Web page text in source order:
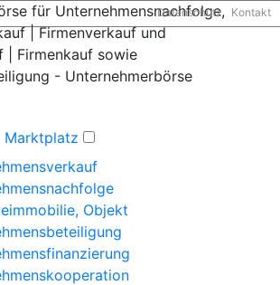
Datenschutz Kontakt
Marktplatz
Objekt